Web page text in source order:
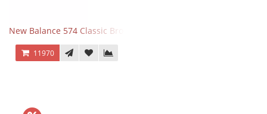
New Balance 574 Classic Brown White
11970